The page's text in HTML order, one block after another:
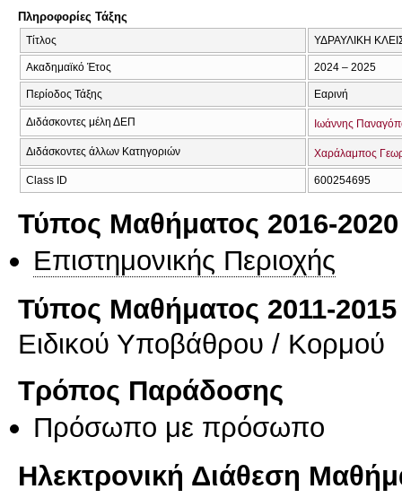
Πληροφορίες Τάξης
Τίτλος ΥΔΡΑΥΛΙΚΗ
Ακαδημαϊκό Έτος 2024 – 2025
Περίοδος Τάξης Εαρινή
Διδάσκοντες μέλη ΔΕΠ Ιωάννης
Διδάσκοντες άλλων Κατηγοριών Χαράλαμπος
Class ID 600254695
Τύπος Μαθήματος 2016-2020
Επιστημονικής Περιοχής
Τύπος Μαθήματος 2011-2015
Ειδικού Υποβάθρου / Κορμού
Τρόπος Παράδοσης
Πρόσωπο με πρόσωπο
Ηλεκτρονική Διάθεση